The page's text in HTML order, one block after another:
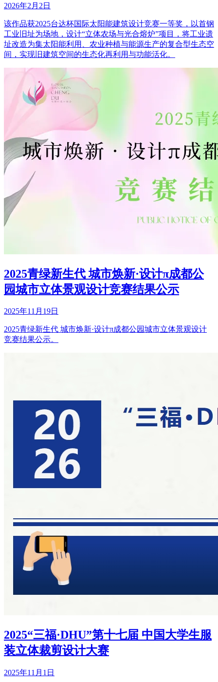
2026年2月2日
该作品获2025台达杯国际太阳能建筑设计竞赛一等奖，以首钢
工业旧址为场地，设计“立体农场与光合熔炉”项目，将工业遗
址改造为集太阳能利用、农业种植与能源生产的复合型生态空
间，实现旧建筑空间的生态化再利用与功能活化。
2025青绿新生代 城市焕新·设计π成都公
园城市立体景观设计竞赛结果公示
2025年11月19日
2025青绿新生代 城市焕新·设计π成都公园城市立体景观设计
竞赛结果公示。
2025“三福·DHU”第十七届 中国大学生服
装立体裁剪设计大赛
2025年11月1日